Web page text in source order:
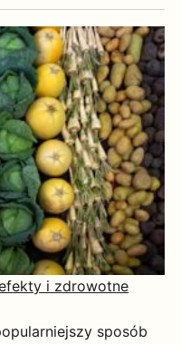
i zdrowotne
sposób